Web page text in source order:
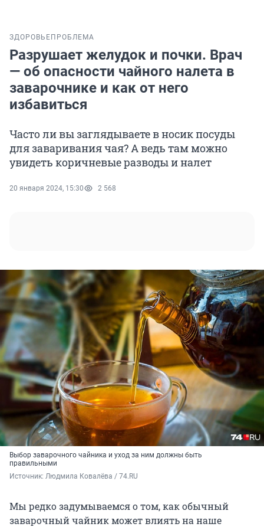
ЗДОРОВЬЕ ПРОБЛЕМА
Разрушает желудок и почки. Врач
— об опасности чайного налета в
заварочнике и как от него
избавиться
Часто ли вы заглядываете в носик посуды
для заваривания чая? А ведь там можно
увидеть коричневые разводы и налет
20 января 2024, 15:30 2 568
Выбор заварочного чайника и уход за ним должны быть
правильными
Источник: Людмила Ковалёва / 74.RU
Мы редко задумываемся о том, как обычный
заварочный чайник может влиять на наше